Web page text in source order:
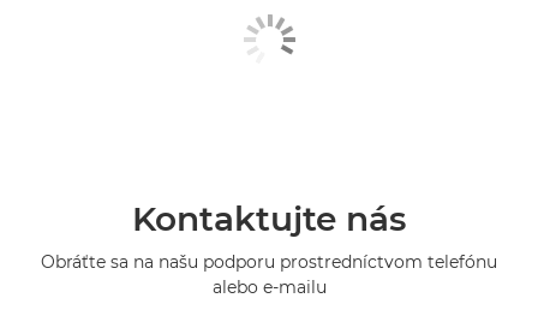
Kontaktujte nás
Obráťte sa na našu podporu prostredníctvom telefónu
alebo e-mailu